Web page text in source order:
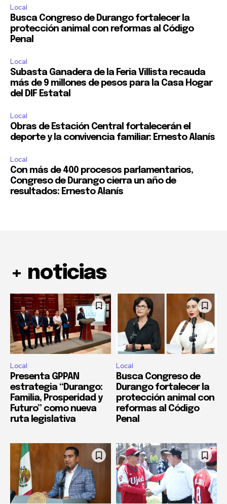
Local
Busca Congreso de Durango fortalecer la
protección animal con reformas al Código
Penal
Local
Subasta Ganadera de la Feria Villista recauda
más de 9 millones de pesos para la Casa Hogar
del DIF Estatal
Local
Obras de Estación Central fortalecerán el
deporte y la convivencia familiar: Ernesto Alanís
Local
Con más de 400 procesos parlamentarios,
Congreso de Durango cierra un año de
resultados: Ernesto Alanís
+ noticias
Local
Presenta GPPAN
estrategia “Durango:
Familia, Prosperidad y
Futuro” como nueva
ruta legislativa
Local
Busca Congreso de
Durango fortalecer la
protección animal con
reformas al Código
Penal